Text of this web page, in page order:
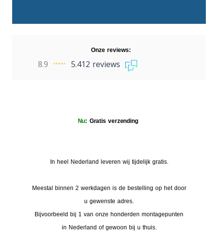
Onze reviews:
8.9 5.412 reviews
Nu: Gratis verzending
In heel Nederland leveren wij tijdelijk gratis.
Meestal binnen 2 werkdagen is de bestelling op het door
u gewenste adres.
Bijvoorbeeld bij 1 van onze honderden montagepunten
in Nederland of gewoon bij u thuis.